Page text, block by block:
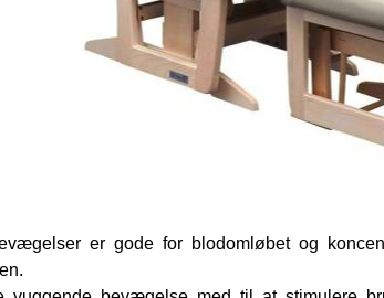
er gode for blodomløbet og